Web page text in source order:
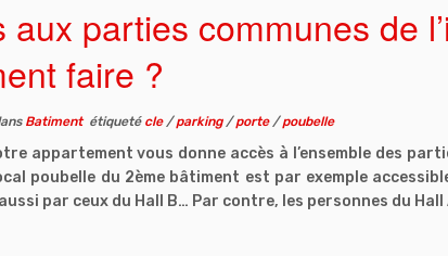
aux parties communes de
faire ?
Batiment étiqueté cle /parking /porte /poubelle
appartement vous donne accès à l’ensemble des
poubelle du 2ème bâtiment est par exemple
par ceux du Hall B… Par contre, les personnes du Hall